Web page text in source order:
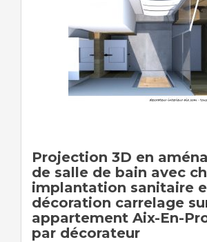
établissement
professionnelle
par
architecte
d’intérieur
et
décorateur
Projection 3D en
de salle de bain avec
implantation sanitaire
décoration carrelage
appartement Aix-En-
par décorateur